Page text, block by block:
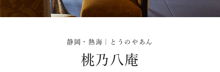
静岡・熱海｜とうのやあん
桃乃八庵